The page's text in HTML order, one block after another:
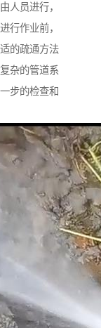
人员进行，
行作业前，
的疏通方法
杂的管道系
步的检查和